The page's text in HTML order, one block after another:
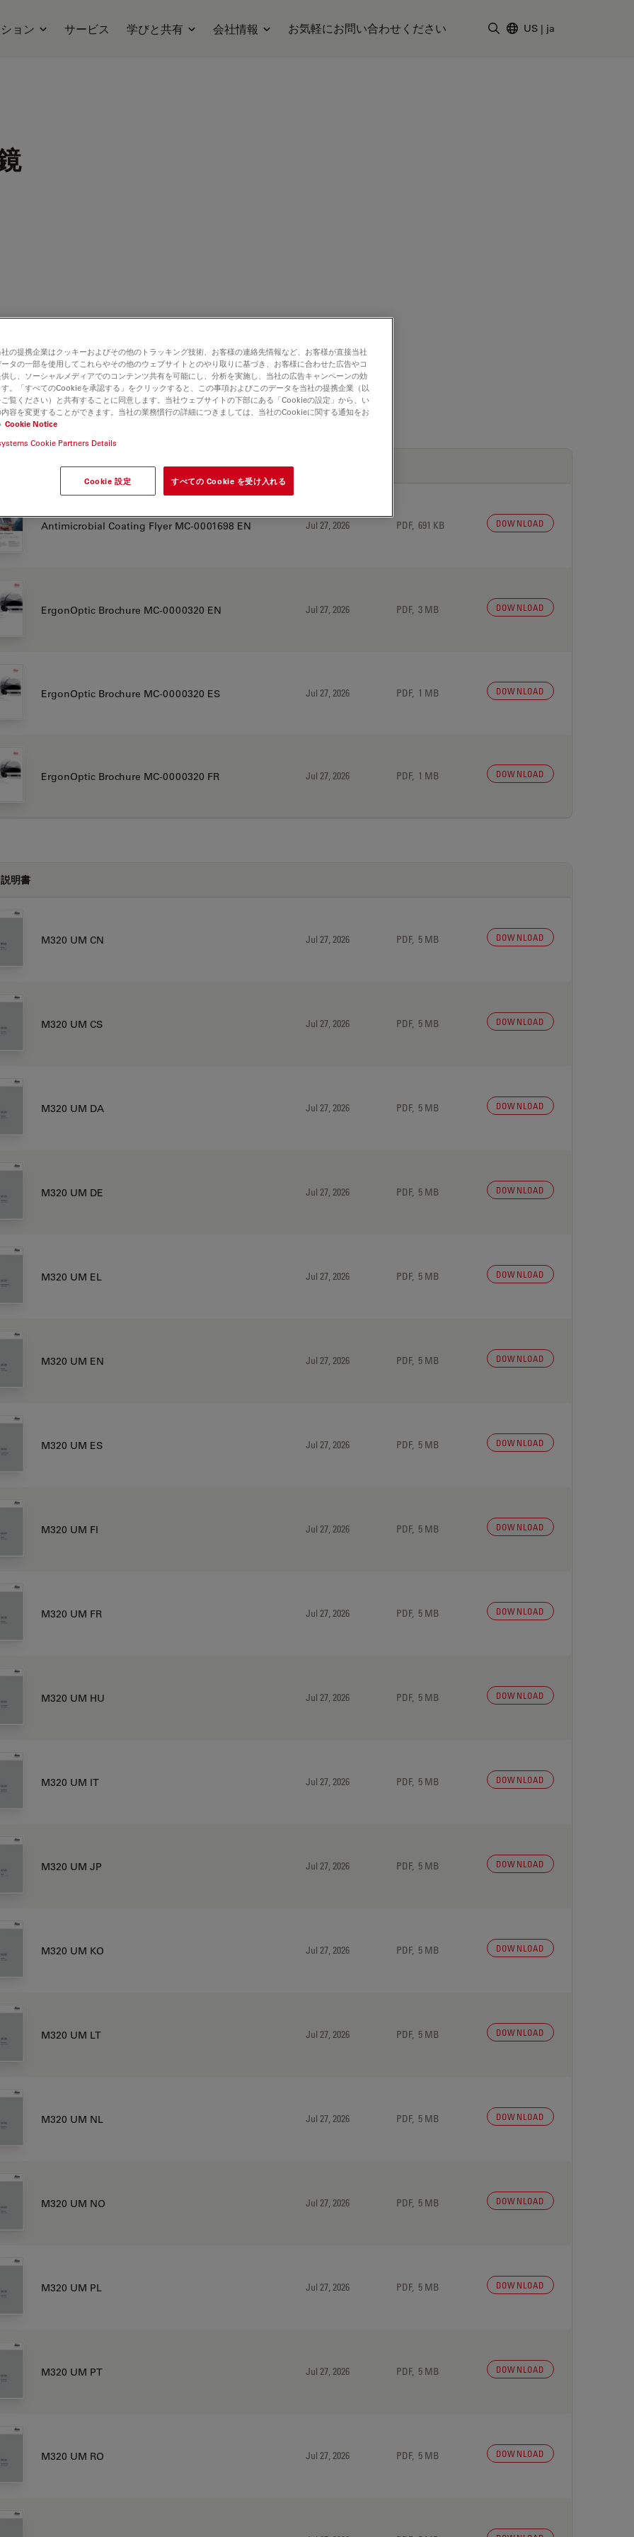
ョン サービス 学びと共有 会社情報 お気軽にお問い合わせください US | ja
F12 for dental
OR FLYER
Antimicrobial Coating Flyer MC-0001698 EN Jul 27, 2026 PDF, 691 KB DOWNLOAD
ErgonOptic Brochure MC-0000320 EN Jul 27, 2026 PDF, 3 MB DOWNLOAD
ErgonOptic Brochure MC-0000320 ES Jul 27, 2026 PDF, 1 MB DOWNLOAD
ErgonOptic Brochure MC-0000320 FR Jul 27, 2026 PDF, 1 MB DOWNLOAD
明書
M320 UM CN Jul 27, 2026 PDF, 5 MB DOWNLOAD
M320 UM CS Jul 27, 2026 PDF, 5 MB DOWNLOAD
M320 UM DA Jul 27, 2026 PDF, 5 MB DOWNLOAD
M320 UM DE Jul 27, 2026 PDF, 5 MB DOWNLOAD
M320 UM EL Jul 27, 2026 PDF, 5 MB DOWNLOAD
M320 UM EN Jul 27, 2026 PDF, 5 MB DOWNLOAD
M320 UM ES Jul 27, 2026 PDF, 5 MB DOWNLOAD
M320 UM FI Jul 27, 2026 PDF, 5 MB DOWNLOAD
M320 UM FR Jul 27, 2026 PDF, 5 MB DOWNLOAD
M320 UM HU Jul 27, 2026 PDF, 5 MB DOWNLOAD
M320 UM IT Jul 27, 2026 PDF, 5 MB DOWNLOAD
M320 UM JP Jul 27, 2026 PDF, 5 MB DOWNLOAD
M320 UM KO Jul 27, 2026 PDF, 5 MB DOWNLOAD
M320 UM LT Jul 27, 2026 PDF, 5 MB DOWNLOAD
M320 UM NL Jul 27, 2026 PDF, 5 MB DOWNLOAD
M320 UM NO Jul 27, 2026 PDF, 5 MB DOWNLOAD
M320 UM PL Jul 27, 2026 PDF, 5 MB DOWNLOAD
M320 UM PT Jul 27, 2026 PDF, 5 MB DOWNLOAD
M320 UM RO Jul 27, 2026 PDF, 5 MB DOWNLOAD
の提携企業はクッキーおよびその他のトラッキング技術、お客様の連絡先情報など、お客様が直接当社
タの一部を使用してこれらやその他のウェブサイトとのやり取りに基づき、お客様に合わせた広告やコ
し、ソーシャルメディアでのコンテンツ共有を可能にし、分析を実施し、当社の広告キャンペーンの効
。「すべてのCookieを承認する」をクリックすると、この事項およびこのデータを当社の提携企業（以
覧ください）と共有することに同意します。当社ウェブサイトの下部にある「Cookieの設定」から、い
容を変更することができます。当社の業務慣行の詳細につきましては、当社のCookieに関する通知をお
Cookie Notice
Cookie Partners Details
Cookie 設定 すべての Cookie を受け入れる